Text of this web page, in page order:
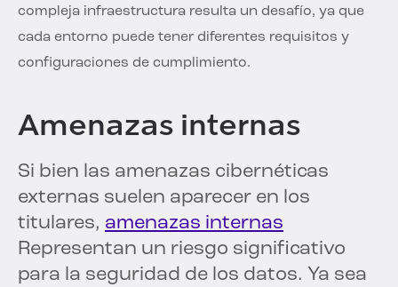
compleja infraestructura resulta un desafío, ya que
cada entorno puede tener diferentes requisitos y
configuraciones de cumplimiento.
Amenazas internas
Si bien las amenazas cibernéticas
externas suelen aparecer en los
titulares, amenazas internas
Representan un riesgo significativo
para la seguridad de los datos. Ya sea